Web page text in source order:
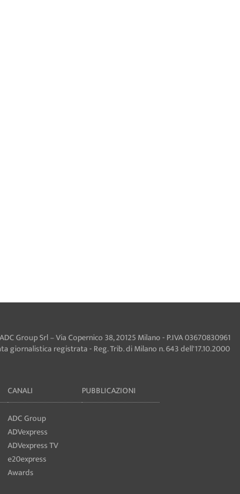
Group Srl – Via Copernico 38, 20125 Milano - P.IVA 03670830961
giornalistica registrata - Reg. Trib. di Milano n. 643 dell'17.10.2000
CANALI
ADC Group
ADVexpress
ADVexpress TV
e20express
Awards
PUBBLICAZIONI